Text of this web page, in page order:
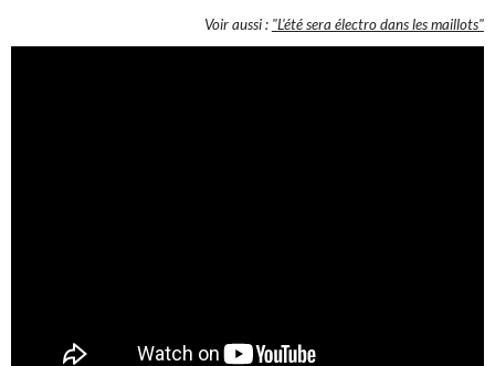
Voir aussi : "L'été sera électro dans les maillots"